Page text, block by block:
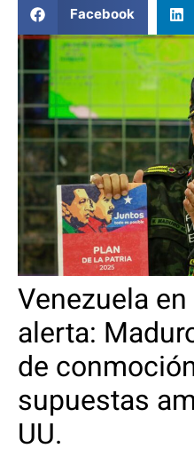
Facebook
Venezuela
alerta:
de
supuestas
UU.